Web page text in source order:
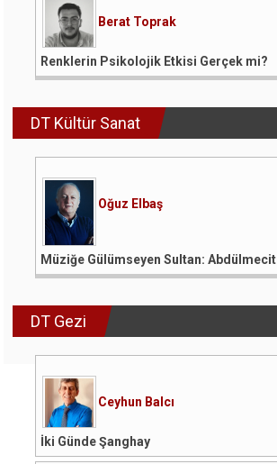
Berat Toprak
Renklerin Psikolojik Etkisi Gerçek mi?
DT Kültür Sanat
Oğuz Elbaş
Müziğe Gülümseyen Sultan: Abdülmecit
DT Gezi
Ceyhun Balcı
İki Günde Şanghay